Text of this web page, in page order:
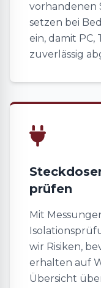
vorhandenen
setzen bei
ein, damit
zuverlässig
prüfen
Mit
wir Risiken,
erhalten auf
Übersicht